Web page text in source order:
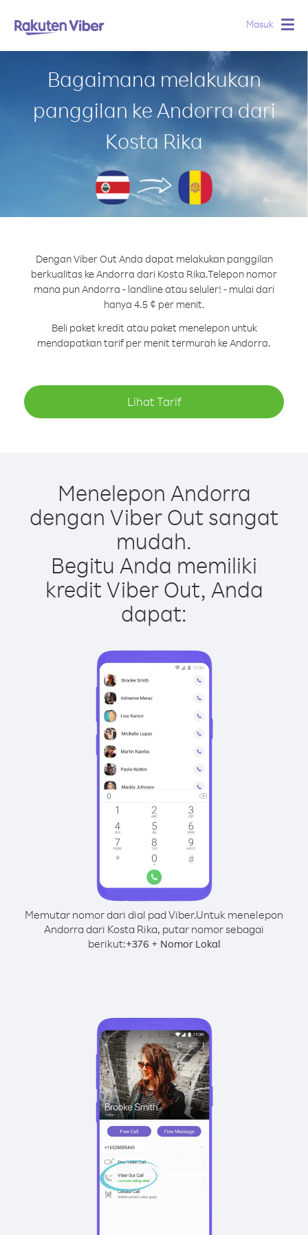
Masuk
Bagaimana melakukan
panggilan ke Andorra dari
Kosta Rika
Dengan Viber Out Anda dapat melakukan panggilan
berkualitas ke Andorra dari Kosta Rika.Telepon nomor
mana pun Andorra - landline atau seluler! - mulai dari
hanya 4.5 ¢ per menit.
Beli paket kredit atau paket menelepon untuk
mendapatkan tarif per menit termurah ke Andorra.
Lihat Tarif
Menelepon Andorra
dengan Viber Out sangat
mudah.
Begitu Anda memiliki
kredit Viber Out, Anda
dapat:
Memutar nomor dari dial pad Viber.Untuk menelepon
Andorra dari Kosta Rika, putar nomor sebagai
berikut:+376 + Nomor Lokal